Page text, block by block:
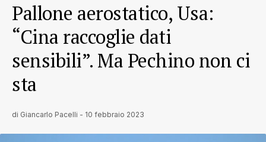
Pallone aerostatico, Usa:
“Cina raccoglie dati
sensibili”. Ma Pechino non ci
sta
di Giancarlo Pacelli - 10 febbraio 2023